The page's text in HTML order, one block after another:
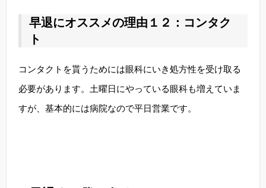
早退にオススメの理由１２：コンタク
ト
コンタクトを貰うためには眼科にいき処方性を受け取る
必要があります。土曜日にやっている眼科も増えていま
すが、基本的には病院なので平日営業です。